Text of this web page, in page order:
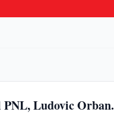
Ludovic Orban.